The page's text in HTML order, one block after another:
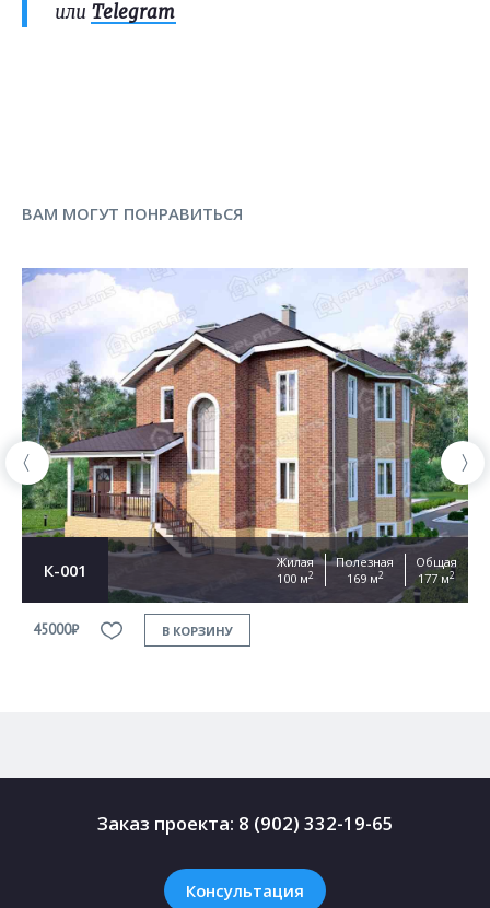
или Telegram
ВАМ МОГУТ ПОНРАВИТЬСЯ
К-001
Жилая
100 м2
Полезная
169 м2
Общая
177 м2
45000₽ В КОРЗИНУ
Заказ проекта: 8 (902) 332-19-65
Консультация